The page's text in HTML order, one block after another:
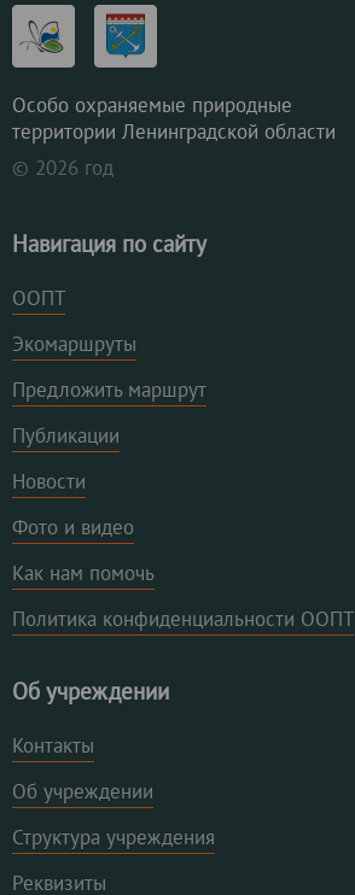
Особо охраняемые природные
территории Ленинградской области
© 2026 год
Навигация по сайту
ООПТ
Экомаршруты
Предложить маршрут
Публикации
Новости
Фото и видео
Как нам помочь
Политика конфиденциальности ООПТ
Об учреждении
Контакты
Об учреждении
Структура учреждения
Реквизиты